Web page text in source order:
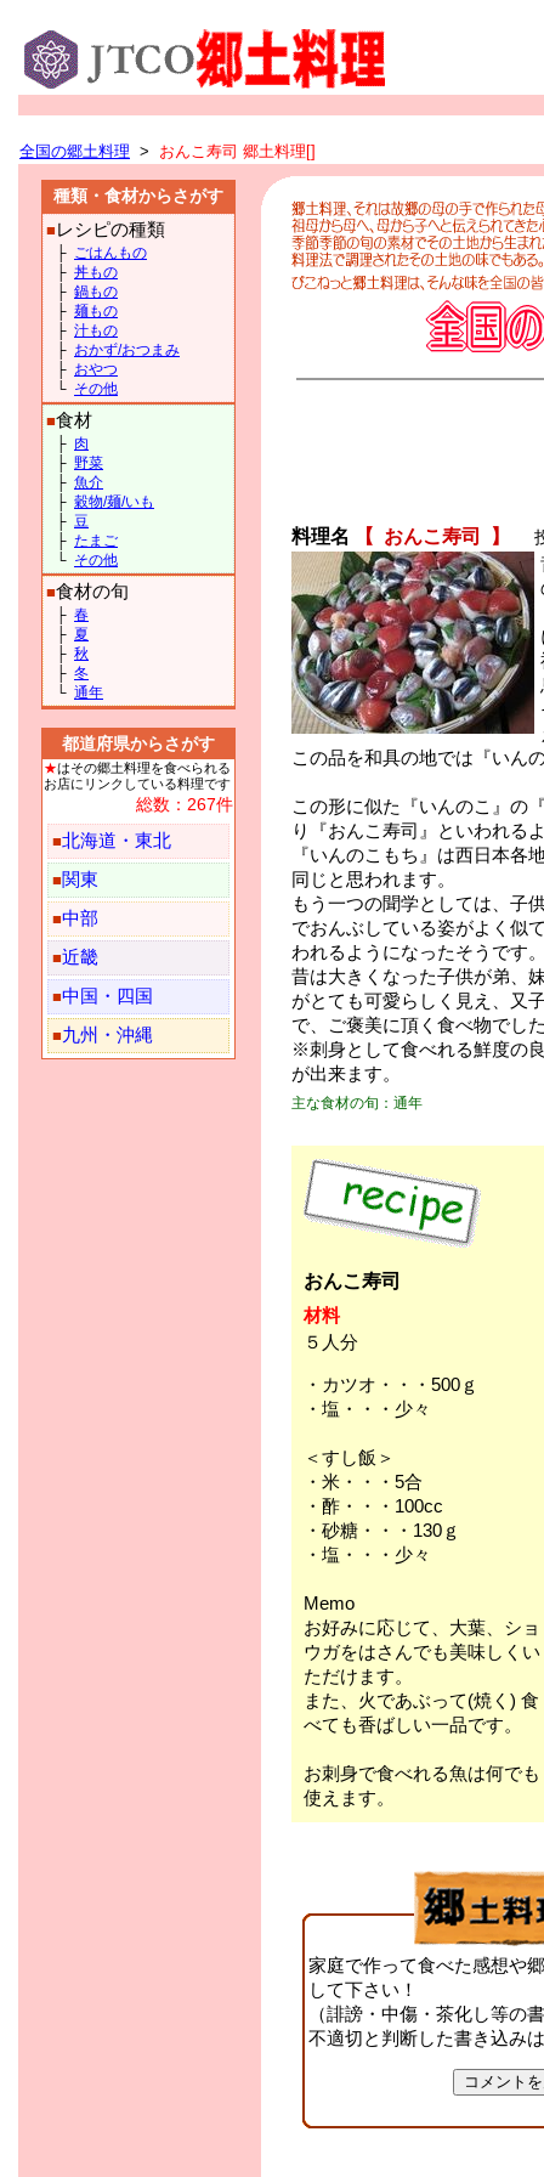
全国の郷土料理 > おんこ寿司 郷土料理[]
種類・食材からさがす
■ レシピの種類
├ ごはんもの
├ 丼もの
├ 鍋もの
├ 麺もの
├ 汁もの
├ おかず/おつまみ
├ おやつ
└ その他
■食材
├ 肉
├ 野菜
├ 魚介
├ 穀物/麺/いも
├ 豆
├ たまご
└ その他
■食材の旬
├ 春
├ 夏
├ 秋
├ 冬
└ 通年
都道府県からさがす
★はその郷土料理を食べられる
お店にリンクしている料理です
総数：267件
■北海道・東北
■関東
■中部
■近畿
■中国・四国
■九州・沖縄
料理名 【 おんこ寿司 】
この品を和具の地では『いん
この形に似た『いんのこ』の
り『おんこ寿司』といわれる
『いんのこもち』は西日本各
同じと思われます。
もう一つの聞学としては、子
でおんぶしている姿がよく似
われるようになったそうです
昔は大きくなった子供が弟、
がとても可愛らしく見え、又
で、ご褒美に頂く食べ物でし
※刺身として食べれる鮮度の
が出来ます。
主な食材の旬：通年
おんこ寿司
材料
５人分
・カツオ・・・500ｇ
・塩・・・少々
＜すし飯＞
・米・・・5合
・酢・・・100cc
・砂糖・・・130ｇ
・塩・・・少々
Memo
お好みに応じて、大葉、ショ
ウガをはさんでも美味しくい
ただけます。
また、火であぶって(焼く) 食
べても香ばしい一品です。
お刺身で食べれる魚は何でも
使えます。
家庭で作って食べた感想や
して下さい！
（誹謗・中傷・茶化し等の
不適切と判断した書き込み